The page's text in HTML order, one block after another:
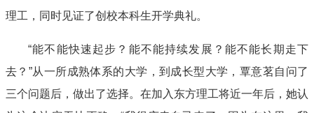
理工，同时见证了创校本科生开学典礼。
“能不能快速起步？能不能持续发展？能不能长期走下
去？”从一所成熟体系的大学，到成长型大学，覃意茗自问了
三个问题后，做出了选择。在加入东方理工将近一年后，她认